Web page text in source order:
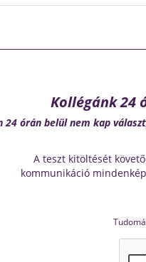
Kollégánk 24
24 órán belül nem kap
A teszt kitöltését
kommunikáció